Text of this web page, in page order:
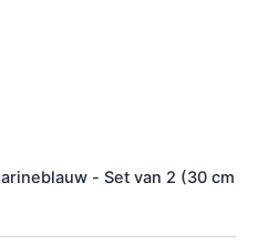
- Set van 2 (30 cm